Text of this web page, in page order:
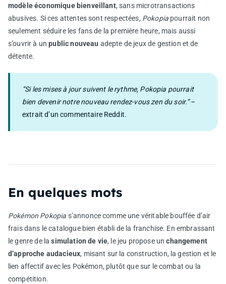
modèle économique bienveillant, sans microtransactions
abusives. Si ces attentes sont respectées, Pokopia pourrait non
seulement séduire les fans de la première heure, mais aussi
s’ouvrir à unpublic nouveau adepte de jeux de gestion et de
détente.
“Si les mises à jour suivent le rythme, Pokopia pourrait
bien devenir notre nouveau rendez-vous zen du soir.”–
extrait d’un commentaire Reddit.
En quelques mots
Pokémon Pokopia s’annonce comme une véritable bouffée d’air
frais dans le catalogue bien établi de la franchise. En embrassant
le genre de lasimulation de vie, le jeu propose unchangement
d’approche audacieux, misant sur la construction, la gestion et le
lien affectif avec les Pokémon, plutôt que sur le combat ou la
compétition.